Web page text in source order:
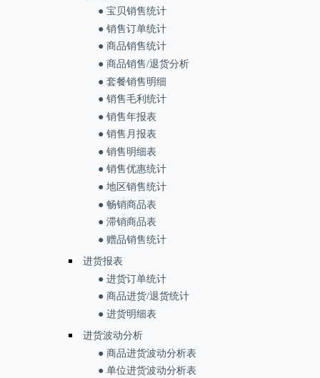
● 宝贝销售统计
● 销售订单统计
● 商品销售统计
● 商品销售/退货分析
● 套餐销售明细
● 销售毛利统计
● 销售年报表
● 销售月报表
● 销售明细表
● 销售优惠统计
● 地区销售统计
● 畅销商品表
● 滞销商品表
● 赠品销售统计
进货报表
● 进货订单统计
● 商品进货/退货统计
● 进货明细表
进货波动分析
● 商品进货波动分析表
● 单位进货波动分析表